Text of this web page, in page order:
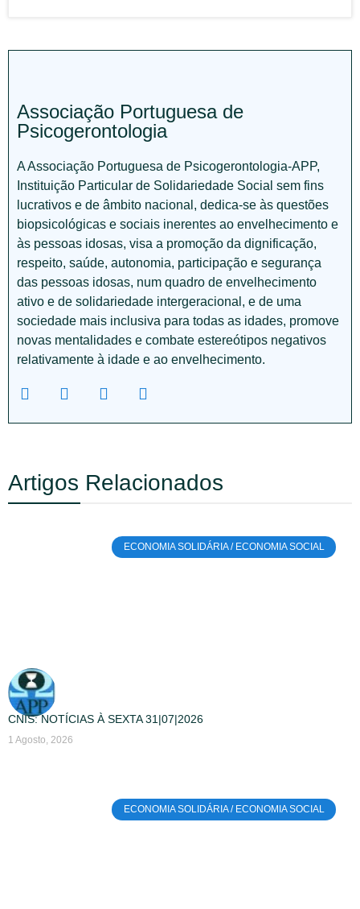
Associação Portuguesa de
Psicogerontologia
A Associação Portuguesa de Psicogerontologia-APP,
Instituição Particular de Solidariedade Social sem fins
lucrativos e de âmbito nacional, dedica-se às questões
biopsicológicas e sociais inerentes ao envelhecimento e
às pessoas idosas, visa a promoção da dignificação,
respeito, saúde, autonomia, participação e segurança
das pessoas idosas, num quadro de envelhecimento
ativo e de solidariedade intergeracional, e de uma
sociedade mais inclusiva para todas as idades, promove
novas mentalidades e combate estereótipos negativos
relativamente à idade e ao envelhecimento.
Artigos Relacionados
ECONOMIA SOLIDÁRIA / ECONOMIA SOCIAL
CNIS: NOTÍCIAS À SEXTA 31|07|2026
1 Agosto, 2026
ECONOMIA SOLIDÁRIA / ECONOMIA SOCIAL